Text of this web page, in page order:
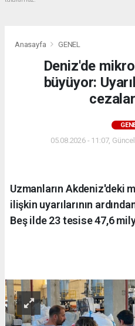
Anasayfa GENEL
Deniz'de
büyüyor:
05.08.2026 - 11:07,
Uzmanların Akdeniz'deki
ilişkin uyarılarının
Beş ilde 23 tesise 47,6